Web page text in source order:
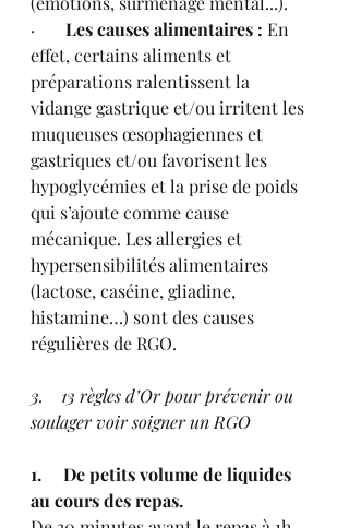
· Les causes alimentaires : En
effet, certains aliments et
préparations ralentissent la
vidange gastrique et/ou irritent les
muqueuses œsophagiennes et
gastriques et/ou favorisent les
hypoglycémies et la prise de poids
qui s’ajoute comme cause
mécanique. Les allergies et
hypersensibilités alimentaires
(lactose, caséine, gliadine,
histamine…) sont des causes
régulières de RGO.
3.    13 règles d’Or pour prévenir ou
soulager voir soigner un RGO
1.     De petits volume de liquides
au cours des repas.